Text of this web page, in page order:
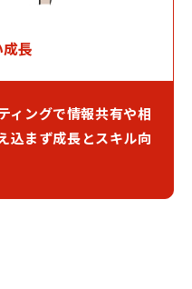
長
ィングで情報共有や相
込まず成長とスキル向